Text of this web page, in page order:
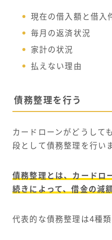
現在の借入額と借入
毎月の返済状況
家計の状況
払えない理由
債務整理を行う
カードローンがどうして
段として債務整理を行い
債務整理とは、カードロ
続きによって、借金の減
代表的な債務整理は4種類